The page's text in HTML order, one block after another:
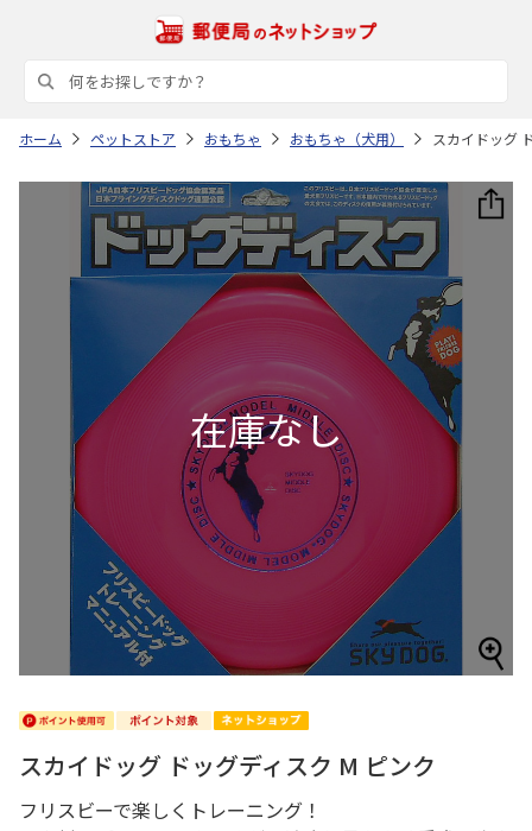
ホーム ペットストア おもちゃ おもちゃ（犬用） スカイドッグ
スカイドッグ ドッグディスク M ピンク
フリスビーで楽しくトレーニング！